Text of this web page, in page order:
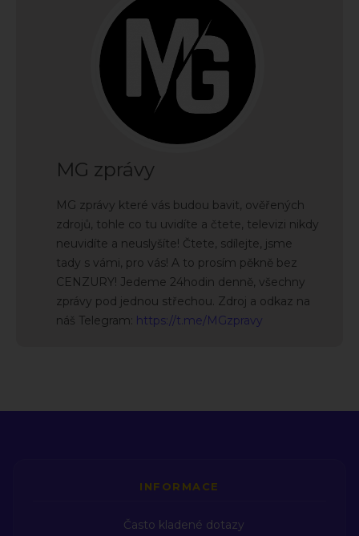
MG zprávy
MG zprávy které vás budou bavit, ověřených
zdrojů, tohle co tu uvidíte a čtete, televizi nikdy
neuvidíte a neuslyšíte! Čtete, sdílejte, jsme
tady s vámi, pro vás! A to prosím pěkně bez
CENZURY! Jedeme 24hodin denně, všechny
zprávy pod jednou střechou. Zdroj a odkaz na
náš Telegram: https://t.me/MGzpravy
INFORMACE
Často kladené dotazy